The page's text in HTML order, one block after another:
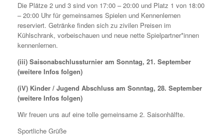
Die Plätze 2 und 3 sind von 17:00 – 20:00 und Platz 1 von 18:00
– 20:00 Uhr für gemeinsames Spielen und Kennenlernen
reserviert. Getränke finden sich zu zivilen Preisen im
Kühlschrank, vorbeischauen und neue nette Spielpartner*innen
kennenlernen.
(iii) Saisonabschlussturnier am Sonntag, 21. September
(weitere Infos folgen)
(iV) Kinder / Jugend Abschluss am Sonntag, 28. September
(weitere Infos folgen)
Wir freuen uns auf eine tolle gemeinsame 2. Saisonhälfte.
Sportliche Grüße